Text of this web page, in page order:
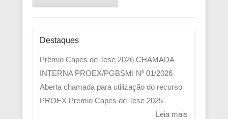
Destaques
Prêmio Capes de Tese 2026 CHAMADA
INTERNA PROEX/PGBSMI Nº 01/2026
Aberta chamada para utilização do recurso
PROEX Premio Capes de Tese 2025
Leia mais